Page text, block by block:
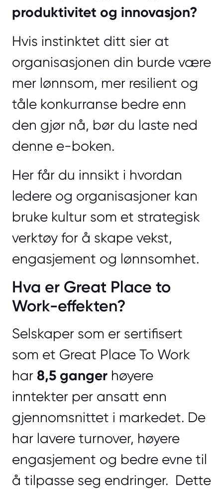
produktivitet og innovasjon?
Hvis instinktet ditt sier at
organisasjonen din burde være
mer lønnsom, mer resilient og
tåle konkurranse bedre enn
den gjør nå, bør du laste ned
denne e-boken.
Her får du innsikt i hvordan
ledere og organisasjoner kan
bruke kultur som et strategisk
verktøy for å skape vekst,
engasjement og lønnsomhet.
Hva er Great Place to
Work-effekten?
Selskaper som er sertifisert
som et Great Place To Work
har 8,5 ganger høyere
inntekter per ansatt enn
gjennomsnittet i markedet. De
har lavere turnover, høyere
engasjement og bedre evne til
å tilpasse seg endringer. Dette